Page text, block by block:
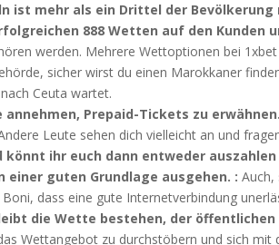
ist mehr als ein Drittel der
888 Wetten auf den Kunden
werden. Mehrere Wettoptionen bei
sicher wirst du einen Marokkaner
Ceuta wartet.
annehmen, Prepaid-Tickets zu
Leute sehen dich vielleicht an und
könnt ihr euch dann entweder
einer guten Grundlage ausgehen. : Auch,
dass eine gute Internetverbindung
die Wette bestehen, der
Wettangebot zu durchstöbern und sich